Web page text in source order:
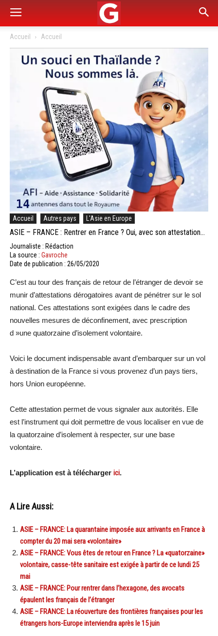
Accueil Accueil
Accueil Autres pays L'Asie en Europe
ASIE – FRANCE : Rentrer en France ? Oui, avec son attestation…
Journaliste : Rédaction
La source : Gavroche
Date de publication : 26/05/2020
C’est au tour des français de retour de l’étranger de devoir se
munir d’attestations dérogatoires avant de pénétrer sur le sol
national. Ces attestations sont exigées dans le cadre des
nouvelles mesures de déconfinement, avec prescription
d »une quatorzaine d’isolement volontaire.
Voici le document indispensable avant d’embarquer sur un vol
à destination de la France si vous provenez d’un pays tiers,
hors Union européenne.
Cette attestation permet de vous signaler aux autorités. Elle
est l’instrument qui doit permettre de vous localiser en vue de
la quatorzaine d’isolement à respecter, sur une base
volontaire.
L’application est à télécharger ici.
A Lire Aussi:
ASIE – FRANCE: La quarantaine imposée aux arrivants en France à
compter du 20 mai sera «volontaire»
ASIE – FRANCE: Vous êtes de retour en France ? La «quatorzaine»
volontaire, casse-tête sanitaire est exigée à partir de ce lundi 25
mai
ASIE – FRANCE: Pour rentrer dans l’hexagone, des avocats
épaulent les français de l’étranger
ASIE – FRANCE: La réouverture des frontières françaises pour les
étrangers hors-Europe interviendra après le 15 juin